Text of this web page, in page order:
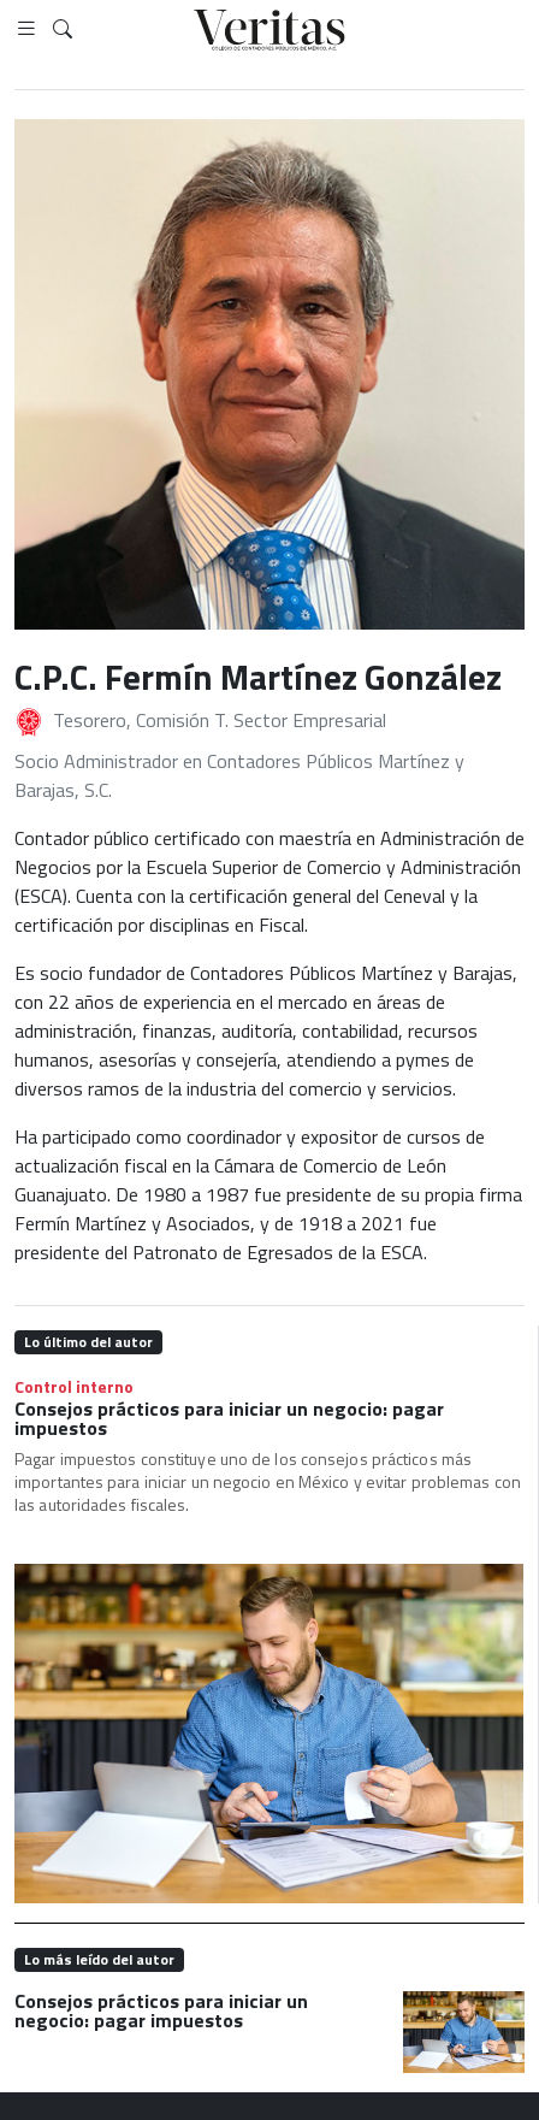
C.P.C. Fermín Martínez González
Tesorero, Comisión T. Sector Empresarial
Socio Administrador en Contadores Públicos Martínez y
Barajas, S.C.
Contador público certificado con maestría en Administración de
Negocios por la Escuela Superior de Comercio y Administración
(ESCA). Cuenta con la certificación general del Ceneval y la
certificación por disciplinas en Fiscal.
Es socio fundador de Contadores Públicos Martínez y Barajas,
con 22 años de experiencia en el mercado en áreas de
administración, finanzas, auditoría, contabilidad, recursos
humanos, asesorías y consejería, atendiendo a pymes de
diversos ramos de la industria del comercio y servicios.
Ha participado como coordinador y expositor de cursos de
actualización fiscal en la Cámara de Comercio de León
Guanajuato. De 1980 a 1987 fue presidente de su propia firma
Fermín Martínez y Asociados, y de 1918 a 2021 fue
presidente del Patronato de Egresados de la ESCA.
Lo último del autor
Control interno
Consejos prácticos para iniciar un negocio: pagar
impuestos
Pagar impuestos constituye uno de los consejos prácticos más
importantes para iniciar un negocio en México y evitar problemas con
las autoridades fiscales.
Lo más leído del autor
Consejos prácticos para iniciar un
negocio: pagar impuestos